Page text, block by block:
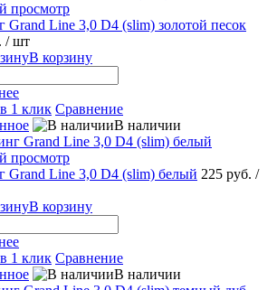
просмотр
Grand Line 3,0 D4 (slim) золотой песок
/ шт
В корзину
1 клик Сравнение
В наличии
просмотр
Grand Line 3,0 D4 (slim) белый 225 руб. /
В корзину
1 клик Сравнение
В наличии